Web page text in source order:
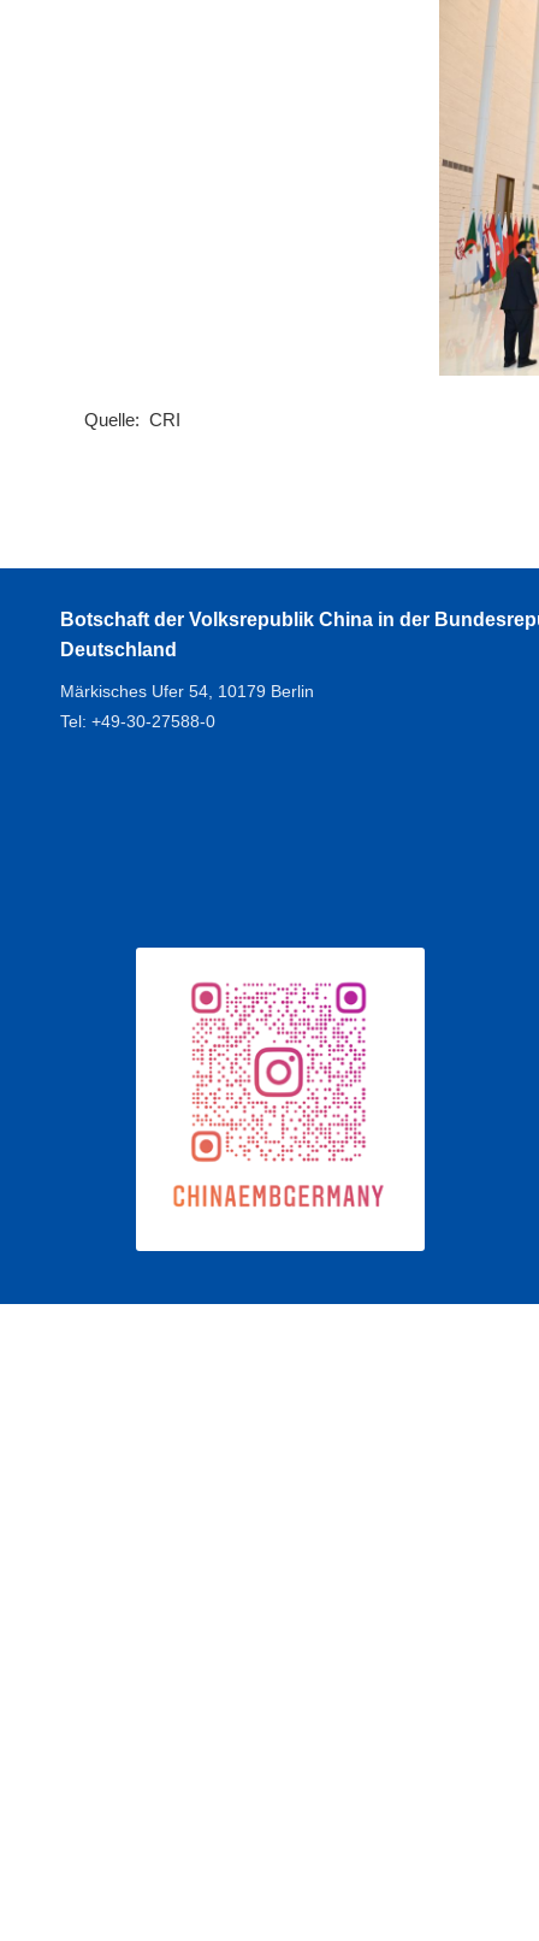
Quelle: CRI
Botschaft der Volksrepublik China in der
Deutschland
Märkisches Ufer 54, 10179 Berlin
Tel: +49-30-27588-0